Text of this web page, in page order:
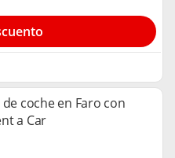
coche en Faro con
a Car